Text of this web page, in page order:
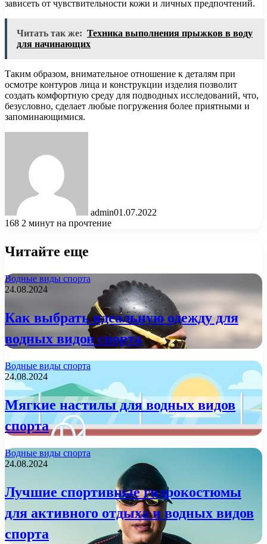
зависеть от чувствительности кожи и личных предпочтений.
Читать так же: Техника выполнения прыжков в воду
для начинающих
Таким образом, внимательное отношение к деталям при
осмотре контуров лица и конструкции изделия позволит
создать комфортную среду для подводных исследований, что,
безусловно, сделает любые погружения более приятными и
запоминающимися.
admin01.07.2022
168 2 минут на прочтение
Читайте еще
Водные виды спорта
24.08.2024
Как выбрать идеальную одежду для
водных видов спорта
Водные виды спорта
24.08.2024
Мягкие настилы для водных видов
спорта
Водные виды спорта
24.08.2024
Лучшие спортивные гидрокостюмы
для активного отдыха и водных видов
спорта